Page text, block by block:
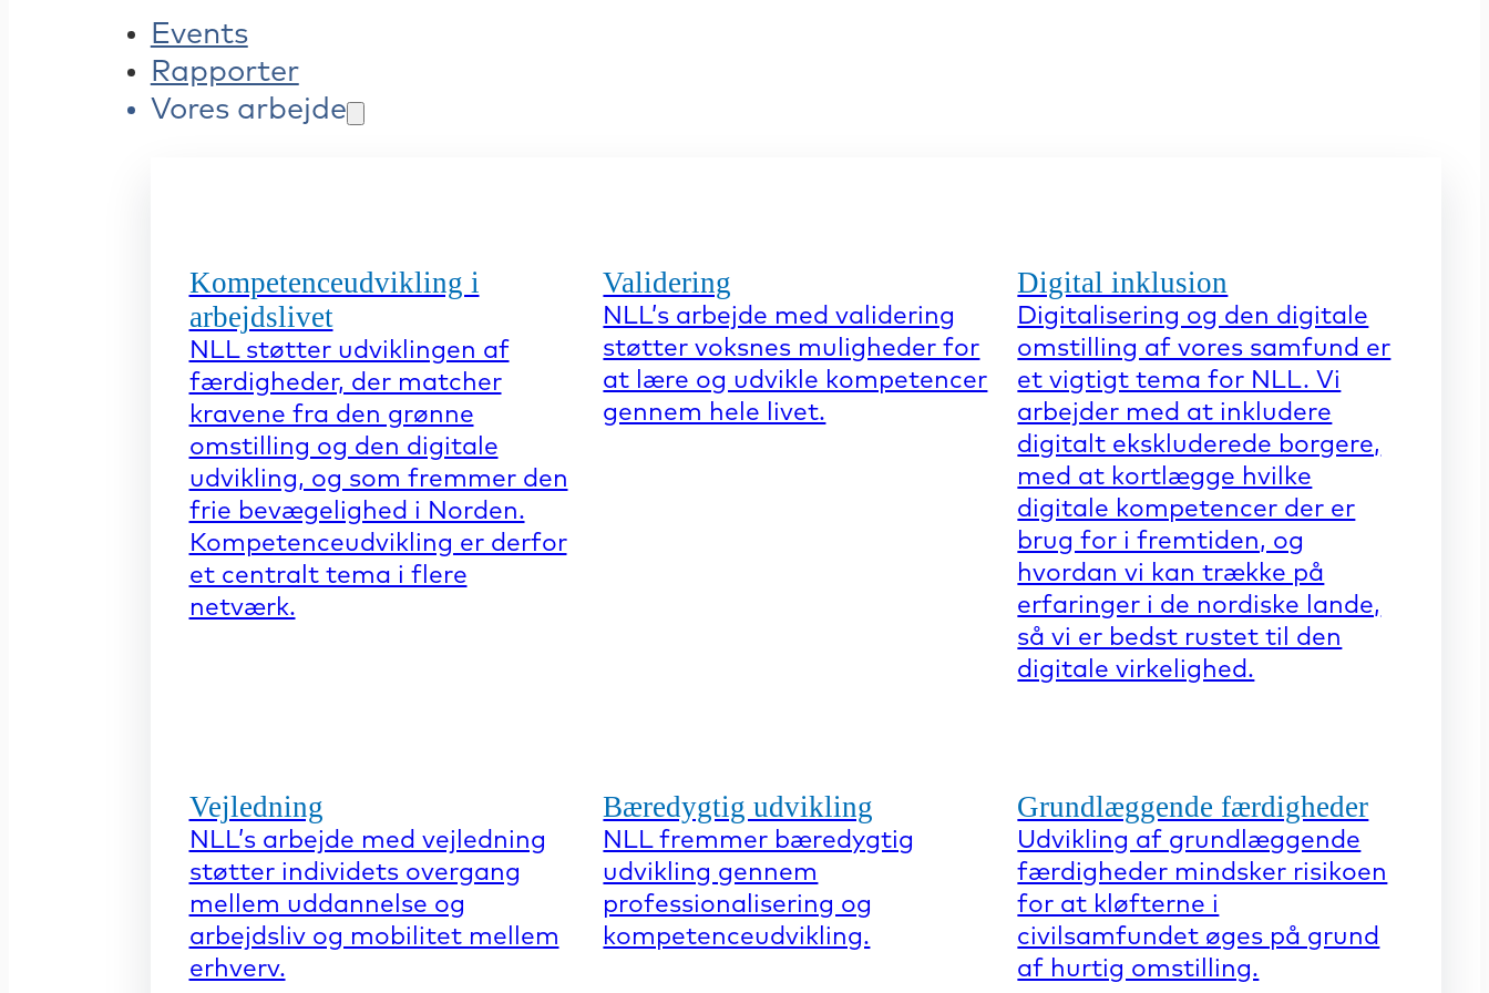
Events
Rapporter
Vores arbejde
Kompetenceudvikling i
arbejdslivet
NLL støtter udviklingen af
færdigheder, der matcher
kravene fra den grønne
omstilling og den digitale
udvikling, og som fremmer den
frie bevægelighed i Norden.
Kompetenceudvikling er derfor
et centralt tema i flere
netværk.
Validering
NLL’s arbejde med validering
støtter voksnes muligheder for
at lære og udvikle kompetencer
gennem hele livet.
Digital inklusion
Digitalisering og den digitale
omstilling af vores samfund er
et vigtigt tema for NLL. Vi
arbejder med at inkludere
digitalt ekskluderede borgere,
med at kortlægge hvilke
digitale kompetencer der er
brug for i fremtiden, og
hvordan vi kan trække på
erfaringer i de nordiske lande,
så vi er bedst rustet til den
digitale virkelighed.
Vejledning
NLL’s arbejde med vejledning
støtter individets overgang
mellem uddannelse og
arbejdsliv og mobilitet mellem
erhverv.
Bæredygtig udvikling
NLL fremmer bæredygtig
udvikling gennem
professionalisering og
kompetenceudvikling.
Grundlæggende færdigheder
Udvikling af grundlæggende
færdigheder mindsker risikoen
for at kløfterne i
civilsamfundet øges på grund
af hurtig omstilling.